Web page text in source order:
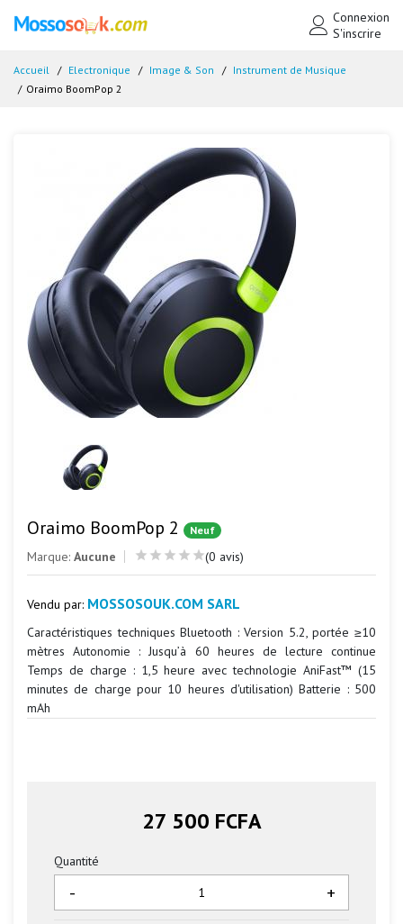
Connexion
S'inscrire
Accueil Electronique Image & Son
Instrument de Musique
Oraimo BoomPop 2
Oraimo BoomPop 2 Neuf
Marque: Aucune (0 avis)
Vendu par: MOSSOSOUK.COM SARL
Caractéristiques techniques Bluetooth : Version 5.2, portée ≥10
mètres Autonomie : Jusqu’à 60 heures de lecture continue
Temps de charge : 1,5 heure avec technologie AniFast™ (15
minutes de charge pour 10 heures d'utilisation) Batterie : 500
mAh
27 500 FCFA
Quantité
+
-